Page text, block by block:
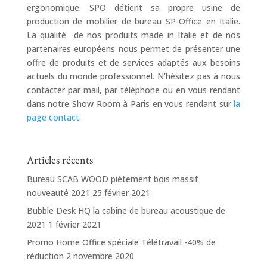
ergonomique. SPO détient sa propre usine de
production de mobilier de bureau SP-Office en Italie.
La qualité de nos produits made in Italie et de nos
partenaires européens nous permet de présenter une
offre de produits et de services adaptés aux besoins
actuels du monde professionnel. N’hésitez pas à nous
contacter par mail, par téléphone ou en vous rendant
dans notre Show Room à Paris en vous rendant surla
page contact.
Articles récents
Bureau SCAB WOOD piétement bois massif
nouveauté 2021 25 février 2021
Bubble Desk HQ la cabine de bureau acoustique de
2021 1 février 2021
Promo Home Office spéciale Télétravail -40% de
réduction 2 novembre 2020